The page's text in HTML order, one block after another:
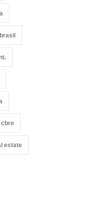
brasil
cbre
estate